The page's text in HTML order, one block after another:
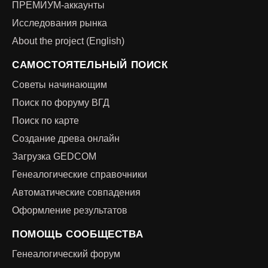
ПРЕМИУМ-аккаунты
Исследования рынка
About the project (English)
САМОСТОЯТЕЛЬНЫЙ ПОИСК
Советы начинающим
Поиск по форуму ВГД
Поиск по карте
Создание древа онлайн
Загрузка GEDCOM
Генеалогические справочники
Автоматические совпадения
Оформление результатов
ПОМОЩЬ СООБЩЕСТВА
Генеалогический форум